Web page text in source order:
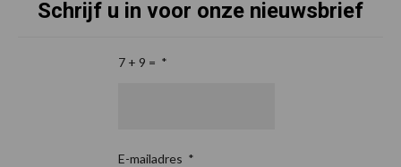
Schrijf u in voor onze nieuwsbrief
7 + 9 = *
E-mailadres *